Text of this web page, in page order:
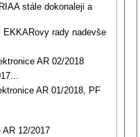
stále dokonaleji a
rady nadevše
AR 02/2018
AR 01/2018, PF
12/2017